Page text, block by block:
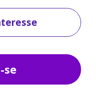
se